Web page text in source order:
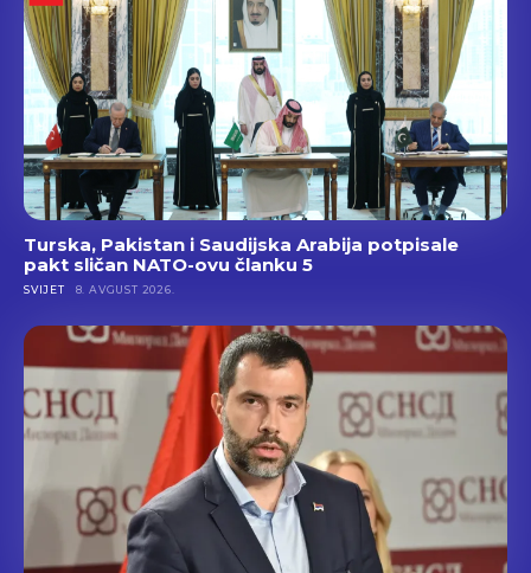
Turska, Pakistan i Saudijska Arabija potpisale
pakt sličan NATO-ovu članku 5
SVIJET 8. AVGUST 2026.